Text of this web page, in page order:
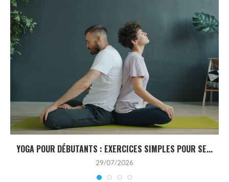
YOGA POUR DÉBUTANTS : EXERCICES SIMPLES POUR SE...
29/07/2026